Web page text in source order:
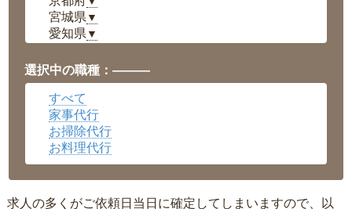
宮城県 ▼
愛知県 ▼
岡山県▼
広島県▼
沖縄県
選択中の職種：———
すべて
家事代行
お掃除代行
お料理代行
求人の多くがご依頼日当日に確定してしまいますので、以